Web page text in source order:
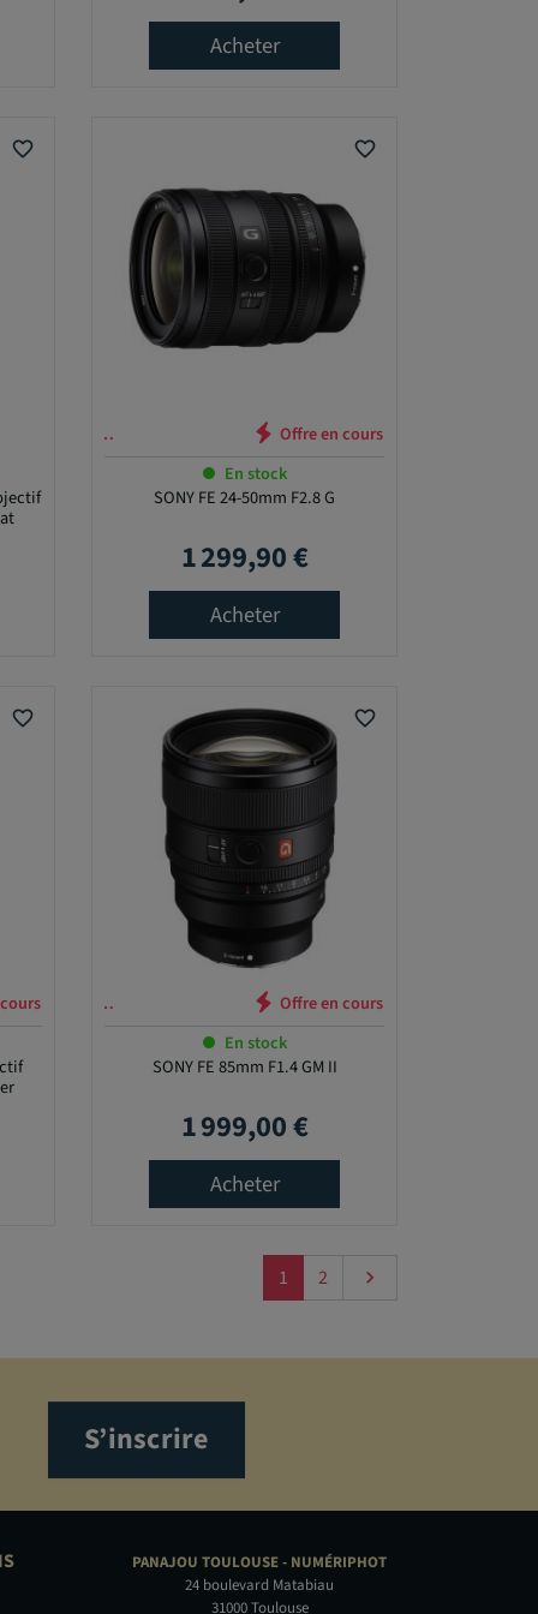
Acheter
favorite_border favorite_border
En stock
SONY FE 24-50mm F2.8 G
Prix
1 299,90 €
Acheter
favorite_border favorite_border
…
En stock
SONY FE 85mm F1.4 GM II
Prix
1 999,00 €
Acheter
1 2 Suivant

S’inscrire
PANAJOU TOULOUSE - NUMÉRIPHOT
24 boulevard Matabiau
31000 Toulouse